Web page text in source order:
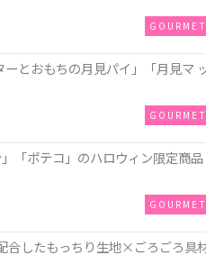
GOURMET
とおもちの月見パイ」「月見マ
GOURMET
「ポテコ」のハロウィン限定商品
GOURMET
合したもっちり生地×ごろごろ具